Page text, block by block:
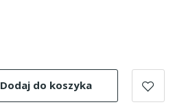
Dodaj do koszyka